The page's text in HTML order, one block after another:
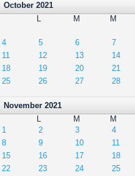
October 2021
L
M M
4
5 6 7
11
12 13 14
18
19 20 21
25
26 27 28
November 2021
L
M M
1
2 3 4
8
9 10 11
15
16 17 18
22
23 24 25